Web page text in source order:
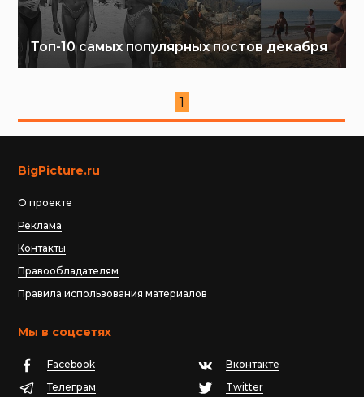
Топ-10 самых популярных постов декабря
1
BigPicture.ru
О проекте
Реклама
Контакты
Правообладателям
Правила использования материалов
Мы в соцсетях
Facebook
Вконтакте
Телеграм
Twitter